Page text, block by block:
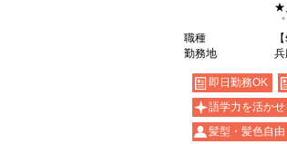
★
職種
勤務地
即日勤務OK
語学力を活かせ
髪型・髪色自由